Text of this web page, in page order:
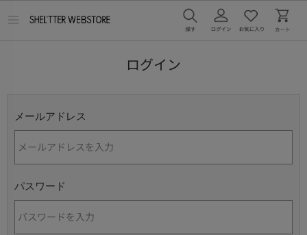
ログイン
メールアドレス
パスワード